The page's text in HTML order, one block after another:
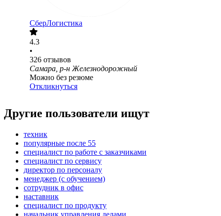
СберЛогистика
4.3
•
326 отзывов
Самара, р-н Железнодорожный
Можно без резюме
Откликнуться
Другие пользователи ищут
техник
популярные после 55
специалист по работе с заказчиками
специалист по сервису
директор по персоналу
менеджер (с обучением)
сотрудник в офис
наставник
специалист по продукту
начальник управления делами